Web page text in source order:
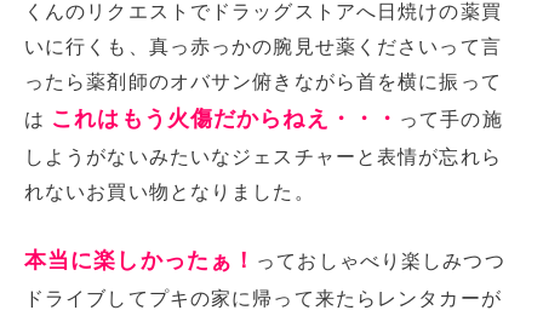
くんのリクエストでドラッグストアへ日焼けの薬買
いに行くも、真っ赤っかの腕見せ薬くださいって言
ったら薬剤師のオバサン俯きながら首を横に振って
は これはもう火傷だからねえ・・・ って手の施
しようがないみたいなジェスチャーと表情が忘れら
れないお買い物となりました。
本当に楽しかったぁ！ っておしゃべり楽しみつつ
ドライブしてプキの家に帰って来たらレンタカーが